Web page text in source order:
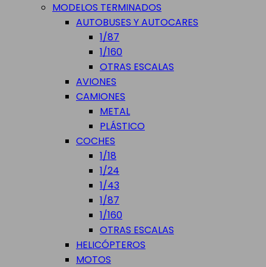
MODELOS TERMINADOS
AUTOBUSES Y AUTOCARES
1/87
1/160
OTRAS ESCALAS
AVIONES
CAMIONES
METAL
PLÁSTICO
COCHES
1/18
1/24
1/43
1/87
1/160
OTRAS ESCALAS
HELICÓPTEROS
MOTOS